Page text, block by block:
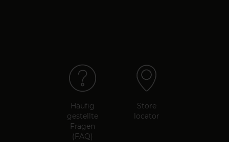
Häufig
gestellte
Fragen
(FAQ)
Store
locator